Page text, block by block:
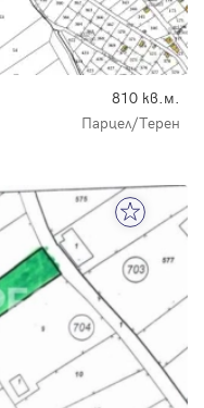
810 кв.м.
Парцел/Терен